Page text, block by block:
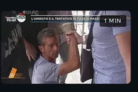
1 MIN